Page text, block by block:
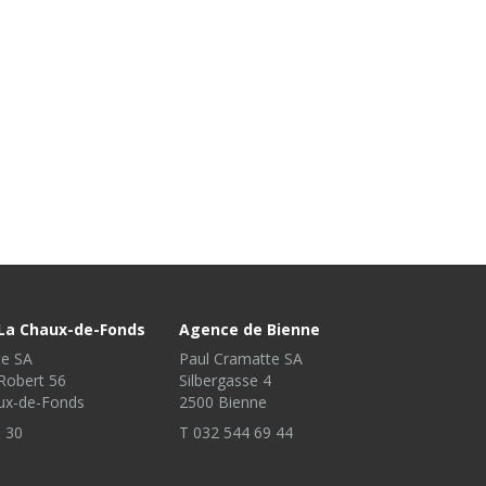
Chaux-de-Fonds
SA
56
de-Fonds
30
Agence de Bienne
Paul Cramatte SA
Silbergasse 4
2500 Bienne
T 032 544 69 44